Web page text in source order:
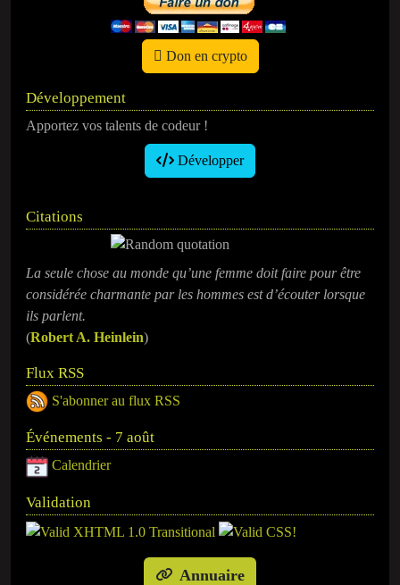
Don en crypto
Développement
Apportez vos talents de codeur !
Développer
Citations
La seule chose au monde qu’une femme doit faire pour être
considérée charmante par les hommes est d’écouter lorsque
ils parlent.
(Robert A. Heinlein)
Flux RSS
S'abonner au flux RSS
Événements - 7 août
Calendrier
Validation
Annuaire